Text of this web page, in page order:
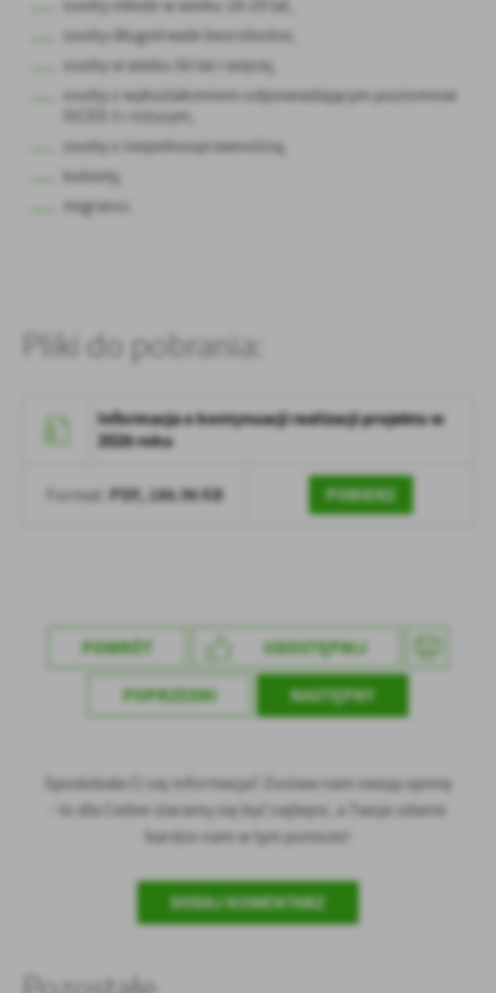
Firmy te działają w charakterze pośredników prezentujących nasze
treści w postaci wiadomości, ofert, komunikatów mediów
społecznościowych.
osoby młode w wieku 18-29 lat,
osoby długotrwale bezrobotne,
osoby w wieku 50 lat i więcej,
osoby z wykształceniem odpowiadającym poziomowi
ISCED 3 i niższym,
osoby z niepełnosprawnością,
kobiety,
migranci.
Pliki do pobrania:
Informacja o kontynuacji realizacji projektu w
2026 roku
Format: PDF, 186.96 KB POBIERZ
POWRÓT UDOSTĘPNIJ
POPRZEDNI NASTĘPNY
Spodobała Ci się informacja? Zostaw nam swoją opinię
- to dla Ciebie staramy się być najlepsi, a Twoje zdanie
bardzo nam w tym pomoże!
DODAJ KOMENTARZ